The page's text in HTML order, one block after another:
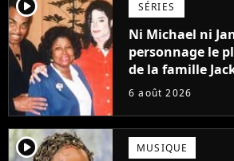
player2 SÉRIES
Ni Michael ni
personnage le
de la famille
droit à sa propre
6 août 2026
player2 MUSIQUE